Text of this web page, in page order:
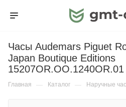
Часы Audemars Piguet
Japan Boutique Editions
Главная — Каталог — Наручные